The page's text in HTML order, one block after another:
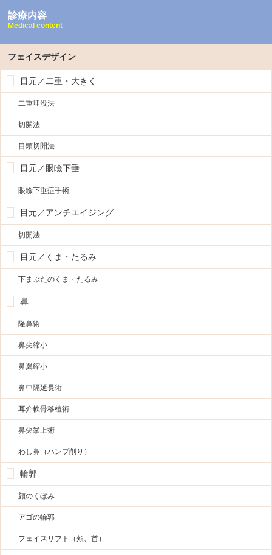
診療内容
Medical content
フェイスデザイン
目元／二重・大きく
二重埋没法
切開法
目頭切開法
目元／眼瞼下垂
眼瞼下垂症手術
目元／アンチエイジング
切開法
目元／くま・たるみ
下まぶたのくま・たるみ
鼻
隆鼻術
鼻尖縮小
鼻翼縮小
鼻中隔延長術
耳介軟骨移植術
鼻尖挙上術
わし鼻（ハンプ削り）
輪郭
顔のくぼみ
アゴの輪郭
フェイスリフト（頬、首）